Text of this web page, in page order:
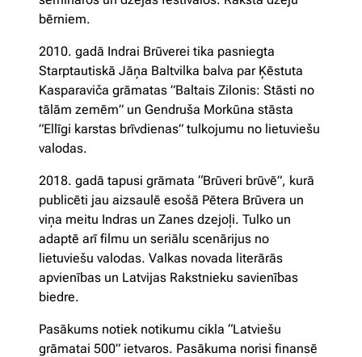
bērniem.
2010. gadā Indrai Brūverei tika pasniegta
Starptautiskā Jāņa Baltvilka balva par Ķēstuta
Kasparaviča grāmatas ”Baltais Zilonis: Stāsti no
tālām zemēm” un Gendruša Morkūna stāsta
”Ellīgi karstas brīvdienas” tulkojumu no lietuviešu
valodas.
2018. gadā tapusi grāmata “Brūveri brūvē”, kurā
publicēti jau aizsaulē esošā Pētera Brūvera un
viņa meitu Indras un Zanes dzejoļi. Tulko un
adaptē arī filmu un seriālu scenārijus no
lietuviešu valodas. Valkas novada literārās
apvienības un Latvijas Rakstnieku savienības
biedre.
Pasākums notiek notikumu cikla “Latviešu
grāmatai 500” ietvaros. Pasākuma norisi finansē